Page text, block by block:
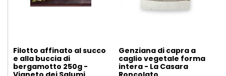
Filotto affinato al succo
e alla buccia di
bergamotto 250g -
Genziana di capra a
caglio vegetale forma
intera - La Casara